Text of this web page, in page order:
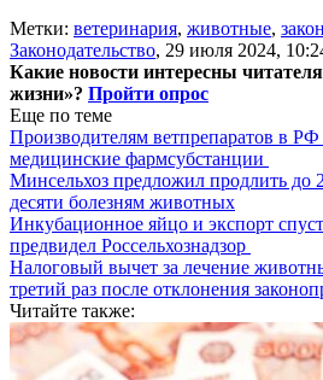
Метки: ветеринария, животные,
Законодательство, 29 июля 2024,
Какие новости интересны
жизни»? Пройти опрос
Еще по теме
Производителям ветпрепаратов в РФ
медицинские фармсубстанции
Минсельхоз предложил продлить до
десяти болезням животных
Инкубационное яйцо и экспорт
предвидел Россельхознадзор
Налоговый вычет за лечение
третий раз после отклонения
Читайте также: